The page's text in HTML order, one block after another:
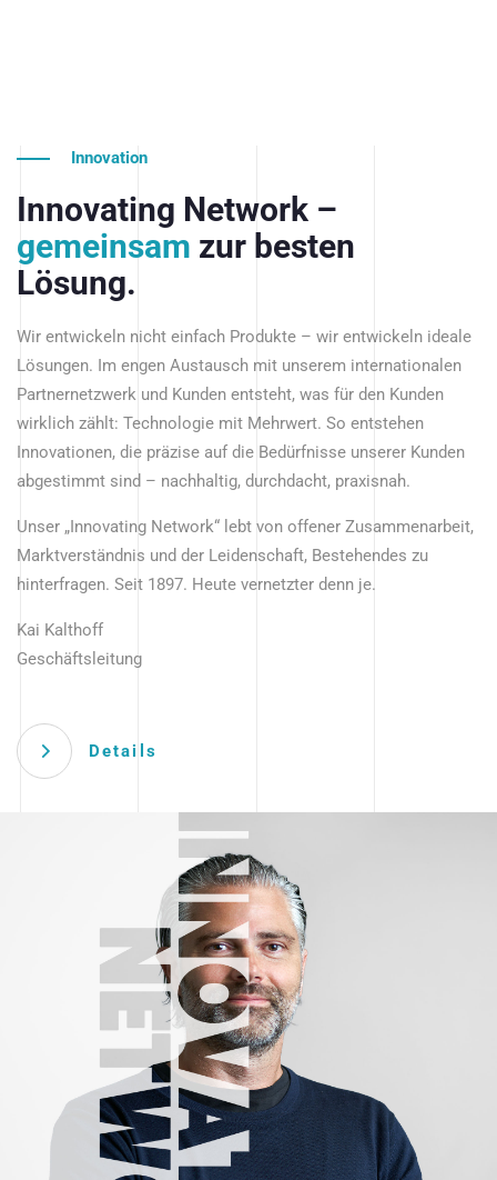
Innovation
Innovating Network –
gemeinsam zur besten
Lösung.
Wir entwickeln nicht einfach Produkte – wir entwickeln ideale
Lösungen. Im engen Austausch mit unserem internationalen
Partnernetzwerk und Kunden entsteht, was für den Kunden
wirklich zählt: Technologie mit Mehrwert. So entstehen
Innovationen, die präzise auf die Bedürfnisse unserer Kunden
abgestimmt sind – nachhaltig, durchdacht, praxisnah.
Unser „Innovating Network“ lebt von offener Zusammenarbeit,
Marktverständnis und der Leidenschaft, Bestehendes zu
hinterfragen. Seit 1897. Heute vernetzter denn je.
Kai Kalthoff
Geschäftsleitung
Details